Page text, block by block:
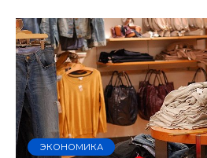
ЭКОНОМИКА